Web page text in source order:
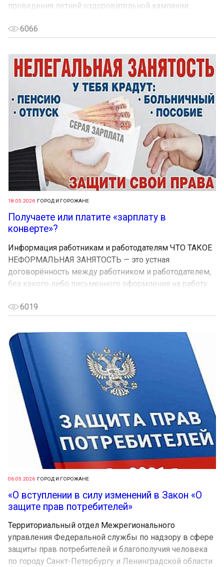
проведения летней оздоровительной кампании.
6066
18.05.2026 ГОРОД И ГОРОЖАНЕ
Получаете или платите «зарплату в
конверте»?
Информация работникам и работодателям ЧТО ТАКОЕ
НЕФОРМАЛЬНАЯ ЗАНЯТОСТЬ — это устная
договорённость между работником и работодателем,
без какого‑либо письменного оформления на работу.
6019
06.05.2026 ГОРОД И ГОРОЖАНЕ
«О вступлении в силу изменений в Закон «О
защите прав потребителей»
Территориальный отдел Межрегионального
управления Федеральной службы по надзору в сфере
защиты прав потребителей и благополучия человека
по городу Санкт-Петербургу и Ленинградской области